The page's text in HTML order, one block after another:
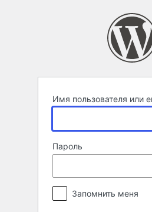
Имя пользователя или
Пароль
Запомнить меня